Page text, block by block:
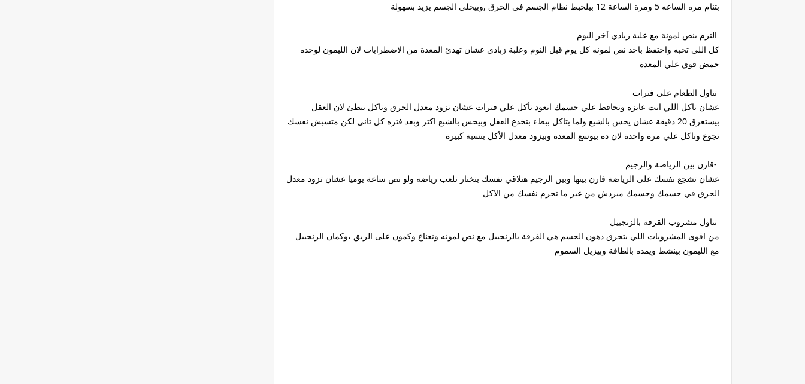
بتنام مره الساعه 5 ومرة الساعة 12 بيلخبط نظام الجسم في الحرق ,وبيخلي الجسم يزيد بسهولة
التزم بنص لمونة مع علبة زبادي آخر اليوم
كل اللي تحبه واحتفظ باخد نص لمونه كل يوم قبل النوم وعلبة زبادي عشان تهدئ المعدة من الاضطرابات لان الليمون لوحده
حمض قوي علي المعدة
تناول الطعام علي فترات
عشان تاكل اللي انت عايزه وتحافظ علي جسمك اتعود تأكل علي فترات عشان تزود معدل الحرق وتاكل ببطئ لان العقل
بيستغرق 20 دقيقة عشان يحس بالشبع ولما بتاكل ببطء بتخدع العقل وبيحس بالشبع اكتر وبعد فتره كل تانى لكن متسبش نفسك
تجوع وتاكل علي مرة واحدة لان ده بيوسع المعدة وبيزود معدل الأكل بنسبة كبيرة
-قارن بين الرياضة والرجيم
عشان تشجع نفسك على الرياضة قارن بينها وبين الرجيم هتلاقي نفسك بتختار تلعب رياضه ولو نص ساعة يوميا عشان تزود معدل
الحرق في جسمك وجسمك ميزدش من غير ما تحرم نفسك من الاكل
تناول مشروب القرفة بالزنجبيل
من اقوى المشروبات اللي بتحرق دهون الجسم هي القرفة بالزنجبيل مع نص لمونه ونعناع وكمون على الريق ،وكمان الزنجبيل
مع الليمون بينشط ويمده بالطاقة وبيزيل السموم